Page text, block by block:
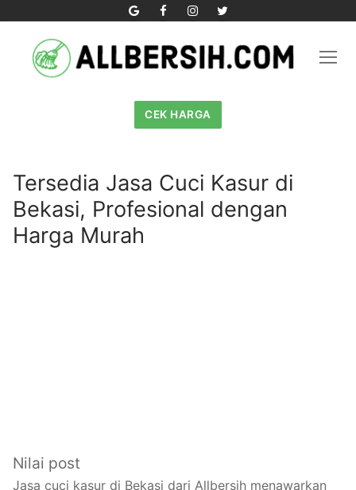
content
CEK HARGA
Tersedia Jasa Cuci Kasur di
Bekasi, Profesional dengan
Harga Murah
Nilai post
Jasa cuci kasur di Bekasi dari Allbersih menawarkan